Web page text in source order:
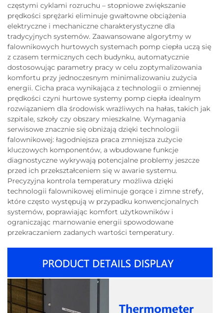
częstymi cyklami rozruchu – stopniowe zwiększanie
prędkości sprężarki eliminuje gwałtowne obciążenia
elektryczne i mechaniczne charakterystyczne dla
tradycyjnych systemów. Zaawansowane algorytmy w
falownikowych hurtowych systemach pomp ciepła uczą się
z czasem termicznych cech budynku, automatycznie
dostosowując parametry pracy w celu zoptymalizowania
komfortu przy jednoczesnym minimalizowaniu zużycia
energii. Cicha praca wynikająca z technologii o zmiennej
prędkości czyni hurtowe systemy pomp ciepła idealnym
rozwiązaniem dla środowisk wrażliwych na hałas, takich jak
szpitale, szkoły czy obszary mieszkalne. Wymagania
serwisowe znacznie się obniżają dzięki technologii
falownikowej: łagodniejsza praca zmniejsza zużycie
kluczowych komponentów, a wbudowane funkcje
diagnostyczne wykrywają potencjalne problemy jeszcze
przed ich przekształceniem się w awarie systemu.
Precyzyjna kontrola temperatury możliwa dzięki
technologii falownikowej eliminuje gorące i zimne strefy,
które często występują w przypadku konwencjonalnych
systemów, poprawiając komfort użytkowników i
ograniczając marnowanie energii spowodowane
przekraczaniem zadanych wartości temperatury.